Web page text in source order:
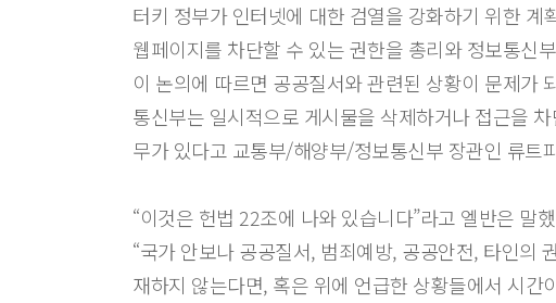
터키 정부가 인터넷에 대한 검열을 강화하기 위한
웹페이지를 차단할 수 있는 권한을 총리와 정보통신
이 논의에 따르면 공공질서와 관련된 상황이 문제가
통신부는 일시적으로 게시물을 삭제하거나 접근을
무가 있다고 교통부/해양부/정보통신부 장관인 류트
“이것은 헌법 22조에 나와 있습니다”라고 엘반은 말
“국가 안보나 공공질서, 범죄예방, 공공안전, 타인의
재하지 않는다면, 혹은 위에 언급한 상황들에서 시